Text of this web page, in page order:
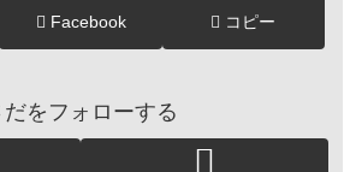
Facebook コピー
だをフォローする